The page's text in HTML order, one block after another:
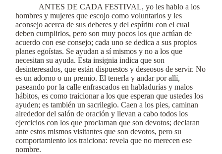
ANTES DE CADA FESTIVAL, yo les hablo a los
hombres y mujeres que escojo como voluntarios y les
aconsejo acerca de sus deberes y del espíritu con el cual
deben cumplirlos, pero son muy pocos los que actúan de
acuerdo con ese consejo; cada uno se dedica a sus propios
planes egoístas. Se ayudan a sí mismos y no a los que
necesitan su ayuda. Esta insignia indica que son
desinteresados, que están dispuestos y deseosos de servir. No
es un adorno o un premio. El tenerla y andar por allí,
paseando por la calle enfrascados en habladurías y malos
hábitos, es como traicionar a los que esperan que ustedes los
ayuden; es también un sacrilegio. Caen a los pies, caminan
alrededor del salón de oración y llevan a cabo todos los
ejercicios con los que proclaman que son devotos; declaran
ante estos mismos visitantes que son devotos, pero su
comportamiento los traiciona: revela que no merecen ese
nombre.